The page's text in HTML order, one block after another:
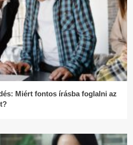
Miért fontos írásba foglalni az